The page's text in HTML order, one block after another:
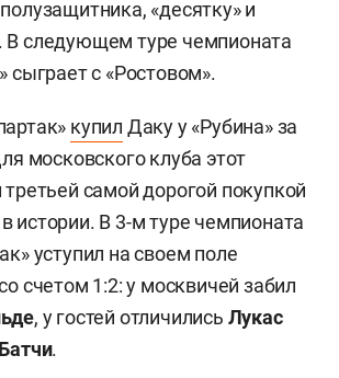
«десятку» и
следующем туре чемпионата
сыграет с «Ростовом».
купил Даку у «Рубина» за
московского клуба этот
самой дорогой покупкой
истории. В 3-м туре чемпионата
уступил на своем поле
счетом 1:2: у москвичей забил
, у гостей отличились Лукас
.